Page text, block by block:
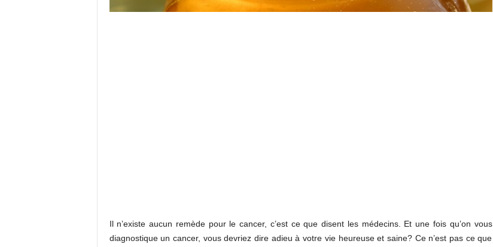
Il n’existe aucun remède pour le cancer, c’est ce que disent les médecins. Et une fois qu’on vous
diagnostique un cancer, vous devriez dire adieu à votre vie heureuse et saine? Ce n’est pas ce que